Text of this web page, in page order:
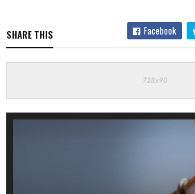
SHARE THIS Facebook